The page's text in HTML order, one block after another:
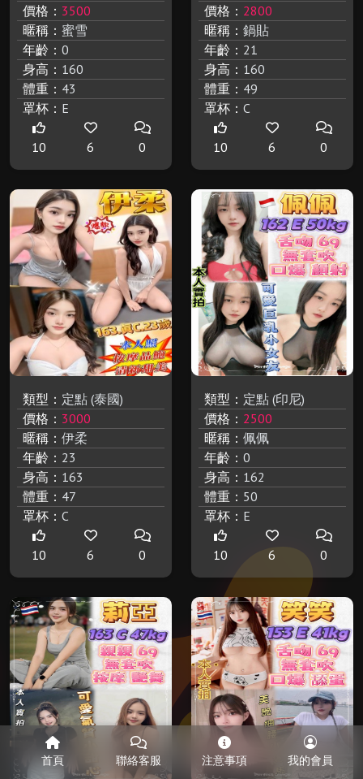
價格： 3500
暱稱： 蜜雪
年齡： 0
身高： 160
體重： 43
罩杯： E
10 6 0
價格： 2800
暱稱： 鍋貼
年齡： 21
身高： 160
體重： 49
罩杯： C
10 6 0
類型： 定點 (泰國)
價格： 3000
暱稱： 伊柔
年齡： 23
身高： 163
體重： 47
罩杯： C
10 6 0
類型： 定點 (印尼)
價格： 2500
暱稱： 佩佩
年齡： 0
身高： 162
體重： 50
罩杯： E
10 6 0
首頁 聯絡客服 注意事項 我的會員